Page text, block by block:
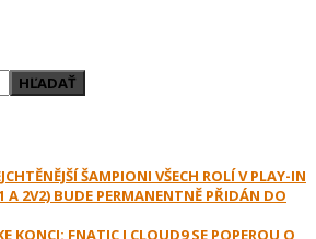
ŠAMPIONI VŠECH ROLÍ V PLAY-IN
2V2) BUDE PERMANENTNĚ PŘIDÁN DO